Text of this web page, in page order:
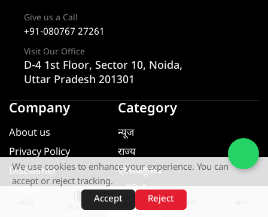
वेब स्टोरीज़
Give us a Call
+91-080767 27261
Visit Our Office
D-4 1st Floor, Sector 10, Noida,
Uttar Pradesh 201301
Company
About us
Privacy Policy
Disclaimer
Contact
Category
न्यूज
राज्य
एक्सक्लूसिव
यूटीलिटी
खेल
We use cookies to enhance your experience. You can
accept or reject tracking.
Accept
Reject